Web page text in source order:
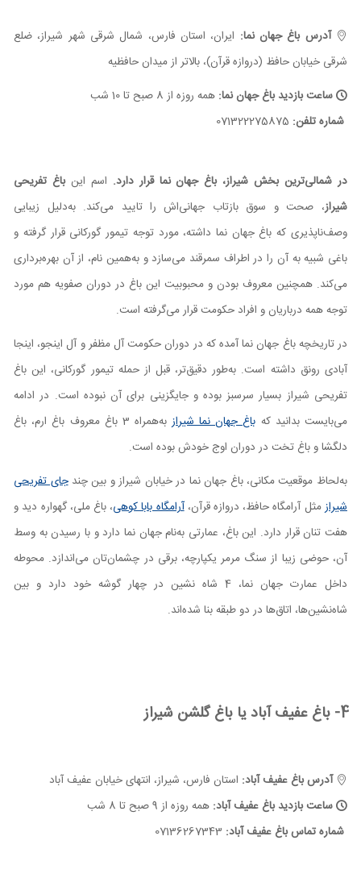
آدرس باغ جهان نما: ایران، استان فارس، شمال شرقی شهر شیراز، ضلع
شرقی خیابان حافظ (دروازه قرآن)، بالاتر از میدان حافظیه
ساعت بازدید باغ جهان نما:همه روزه از 8 صبح تا 10 شب
شماره تلفن: 071322275875
در شمالی‌ترین بخش شیراز، باغ جهان نما قرار دارد. اسم اینباغ تفریحی
شیراز، صحت و سوق بازتاب جهانی‌اش را تایید می‌کند. به‌دلیل زیبایی
وصف‌ناپذیری که باغ جهان نما داشته، مورد توجه تیمور گورکانی قرار گرفته و
باغی شبیه به آن را در اطراف سمرقند می‌سازد و به‌همین نام، از آن بهره‌برداری
می‌کند. همچنین معروف بودن و محبوبیت این باغ در دوران صفویه هم مورد
توجه همه درباریان و افراد حکومت قرار می‌گرفته است.
در تاریخچه باغ جهان نما آمده که در دوران حکومت آل مظفر و آل اینجو، اینجا
آبادی رونق داشته است. به‌طور دقیق‌تر، قبل از حمله تیمور گورکانی، این باغ
تفریحی شیراز بسیار سرسبز بوده و جایگزینی برای آن نبوده است. در ادامه
می‌بایست بدانید که باغ جهان نما شیراز
به‌همراه 3 باغ معروف باغ ارم، باغ
دلگشا و باغ تخت در دوران اوج خودش بوده است.
به‌لحاظ موقعیت مکانی، باغ جهان نما در خیابان شیراز و بین چندجای تفریحی
شیرازمثل آرامگاه حافظ، دروازه قرآن،آرامگاه بابا کوهی، باغ ملی، گهواره دید و
هفت تنان قرار دارد. این باغ، عمارتی به‌نام جهان نما دارد و با رسیدن به وسط
آن، حوضی زیبا از سنگ مرمر یکپارچه، برقی در چشمان‌تان می‌اندازد. محوطه
داخل عمارت جهان نما، 4 شاه نشین در چهار گوشه خود دارد و بین
شاه‌نشین‌ها، اتاق‌ها در دو طبقه بنا شده‌اند.
4- باغ عفیف آباد یا باغ گلشن شیراز
آدرس باغ عفیف آباد: استان فارس، شیراز، انتهای خیابان عفیف آباد
ساعت بازدید باغ عفیف آباد: همه روزه از 9 صبح تا 8 شب
شماره تماس باغ عفیف آباد: 07136267343